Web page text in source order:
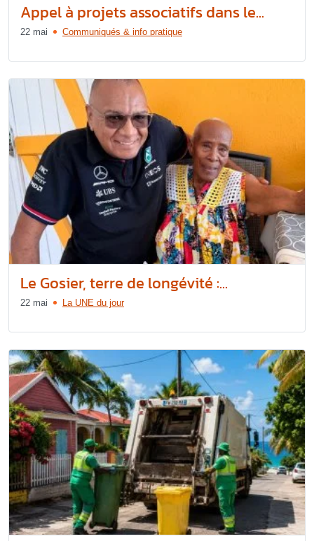
Appel à projets associatifs dans le...
22 mai Communiqués & info pratique
Le Gosier, terre de longévité :...
22 mai La UNE du jour